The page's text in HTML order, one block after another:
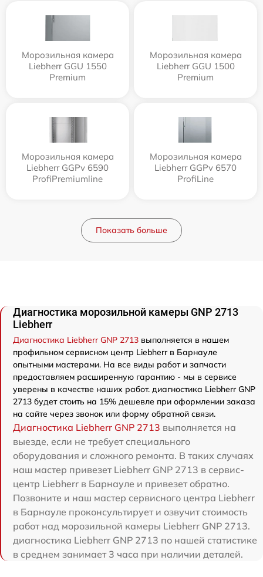
Морозильная камера
Liebherr GGU 1550
Premium
Морозильная камера
Liebherr GGU 1500
Premium
Морозильная камера
Liebherr GGPv 6590
ProfiPremiumline
Морозильная камера
Liebherr GGPv 6570
ProfiLine
Показать больше
Диагностика морозильной камеры GNP 2713
Liebherr
Диагностика Liebherr GNP 2713 выполняется в нашем
профильном сервисном центр Liebherr в Барнауле
опытными мастерами. На все виды работ и запчасти
предоставляем расширенную гарантию - мы в сервисе
уверены в качестве наших работ. диагностика Liebherr GNP
2713 будет стоить на 15% дешевле при оформлении заказа
на сайте через звонок или форму обратной связи.
Диагностика Liebherr GNP 2713 выполняется на
выезде, если не требует специального
оборудования и сложного ремонта. В таких случаях
наш мастер привезет Liebherr GNP 2713 в сервис-
центр Liebherr в Барнауле и привезет обратно.
Позвоните и наш мастер сервисного центра Liebherr
в Барнауле проконсультирует и озвучит стоимость
работ над морозильной камеры Liebherr GNP 2713.
диагностика Liebherr GNP 2713 по нашей статистике
в среднем занимает 3 часа при наличии деталей.